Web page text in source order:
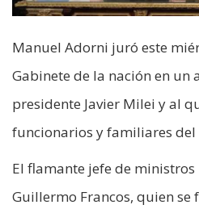
Manuel Adorni juró este
Gabinete de la nación en un
presidente Javier Milei y al
funcionarios y familiares del
El flamante jefe de
Guillermo Francos, quien se